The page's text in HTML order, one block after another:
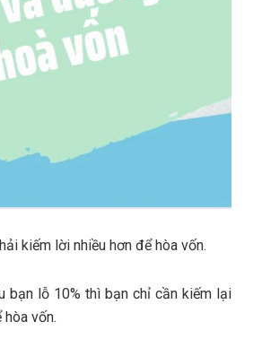
kiếm lời nhiều hơn để hòa vốn.
bạn lỗ 10% thì bạn chỉ cần kiếm lại
vốn.